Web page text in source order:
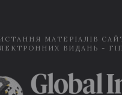
МАТЕРІАЛІВ
ВИДАНЬ -